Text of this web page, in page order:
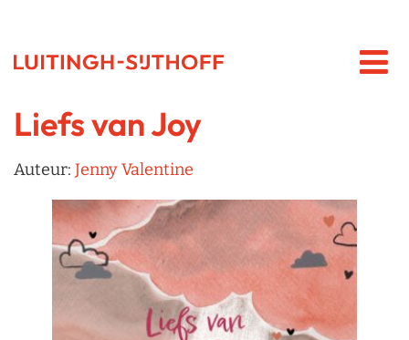
Liefs van Joy
Auteur: Jenny Valentine